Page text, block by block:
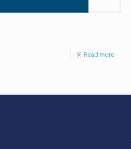
Read more